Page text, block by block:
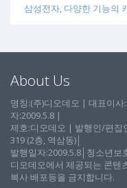
삼성전자, 다양한 기능의
About Us
명칭:(주)디오데오 | 대표이
자:2009.5.8 |
제호:디오데오 | 발행인/편집
319 (2층, 역삼동)│
발행일자:2009.5.8│청소년보
디오데오에서 제공되는 콘텐
복사 배포등을 금지합니다.